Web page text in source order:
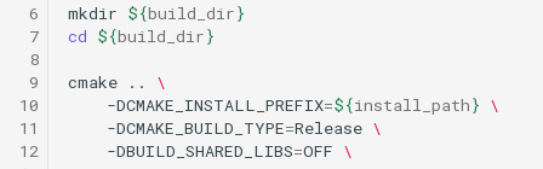
3. FAQ
6
7
8
9
10
11
12
mkdir ${build_dir}
cd ${build_dir}
cmake ..
\
-DCMAKE_INSTALL_PREFIX=${install_path} \
-DCMAKE_BUILD_TYPE=Release \
-DBUILD_SHARED_LIBS=OFF \